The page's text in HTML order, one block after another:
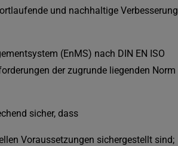
und nachhaltige Verbesserung
(EnMS) nach DIN EN ISO
der zugrunde liegenden Norm
sicher, dass
Voraussetzungen sichergestellt sind;